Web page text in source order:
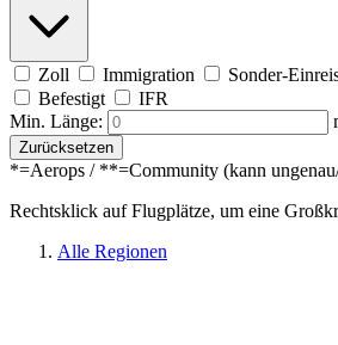
Zoll Immigration
Sonder-
Befestigt
IFR
Min. Länge:
Zurücksetzen
*=Aerops / **=Community (kann
Rechtsklick auf Flugplätze, um eine
Alle Regionen